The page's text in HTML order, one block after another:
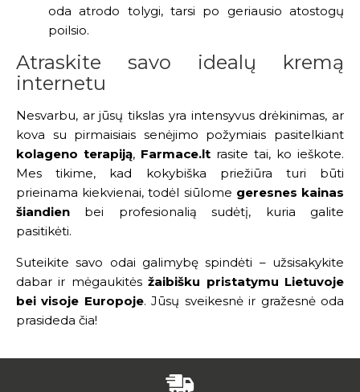
oda atrodo tolygi, tarsi po geriausio atostogų
poilsio.
Atraskite savo idealų kremą
internetu
Nesvarbu, ar jūsų tikslas yra intensyvus drėkinimas, ar
kova su pirmaisiais senėjimo požymiais pasitelkiant
kolageno terapiją, Farmace.lt rasite tai, ko ieškote.
Mes tikime, kad kokybiška priežiūra turi būti
prieinama kiekvienai, todėl siūlome geresnes kainas
šiandien bei profesionalią sudėtį, kuria galite
pasitikėti.
Suteikite savo odai galimybę spindėti – užsisakykite
dabar ir mėgaukitėsžaibišku pristatymu Lietuvoje
bei visoje Europoje. Jūsų sveikesnė ir gražesnė oda
prasideda čia!